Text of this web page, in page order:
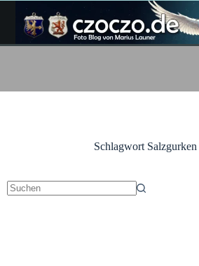
Inhalt
springen
SchlagwortSalzgurken